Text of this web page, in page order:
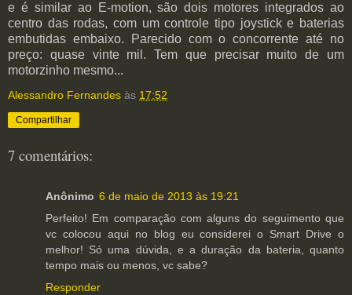
e é similar ao E-motion, são dois motores integrados ao
centro das rodas, com um controle tipo joystick e baterias
embutidas embaixo. Parecido com o concorrente até no
preço: quase vinte mil. Tem que precisar muito de um
motorzinho mesmo...
Alessandro Fernandes às 17:52
Compartilhar
7 comentários:
Anônimo 6 de maio de 2013 às 19:21
Perfeito! Em comparação com alguns do seguimento que
vc colocou aqui no blog eu considerei o Smart Drive o
melhor! Só uma dúvida, e a duração da bateria, quanto
tempo mais ou menos, vc sabe?
Responder